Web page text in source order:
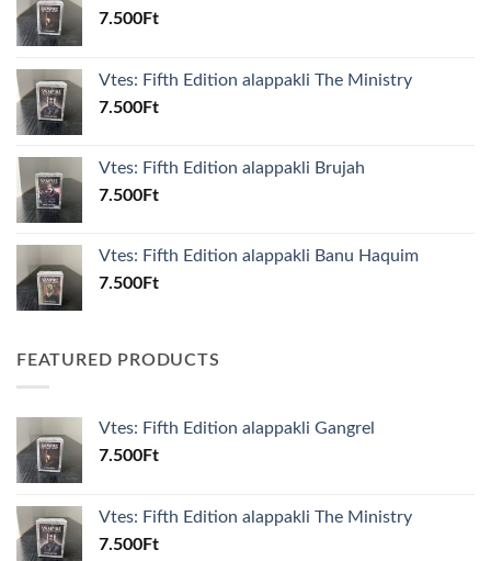
7.500Ft
Vtes: Fifth Edition alappakli The Ministry
7.500Ft
Vtes: Fifth Edition alappakli Brujah
7.500Ft
Vtes: Fifth Edition alappakli Banu Haquim
7.500Ft
FEATURED PRODUCTS
Vtes: Fifth Edition alappakli Gangrel
7.500Ft
Vtes: Fifth Edition alappakli The Ministry
7.500Ft